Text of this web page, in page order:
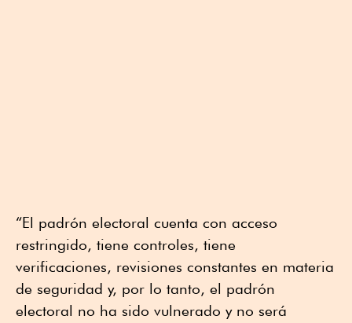
“El padrón electoral cuenta con acceso
restringido, tiene controles, tiene
verificaciones, revisiones constantes en materia
de seguridad y, por lo tanto, el padrón
electoral no ha sido vulnerado y no será